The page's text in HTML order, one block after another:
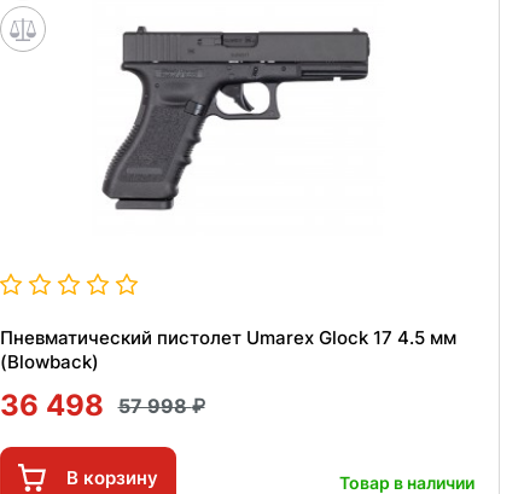
Пневматический пистолет Umarex Glock 17 4.5 мм
(Blowback)
36 498 57 998
В корзину Товар в наличии